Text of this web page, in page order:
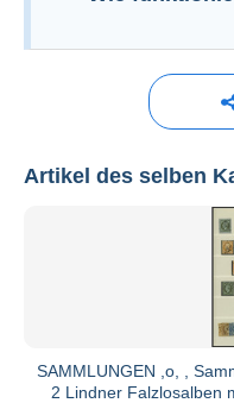
Alle
Artikel des selben
SAMMLUNGEN ,o, ,
2 Lindner Falzlosalben